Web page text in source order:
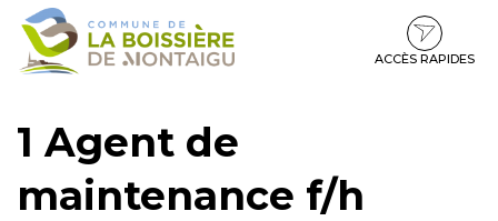
Gestion des traceurs
Aller
Aller
contenu
Aller
pied
ACCÈS RAPIDES
1 Agent de
maintenance f/h